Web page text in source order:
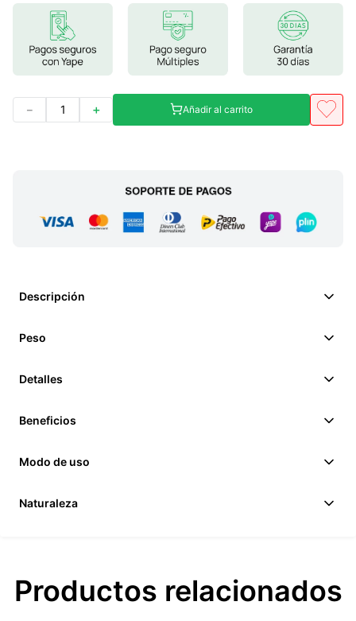
＋
－ Añadir al carrito
Descripción
Peso
Detalles
Beneficios
Modo de uso
Naturaleza
Productos relacionados